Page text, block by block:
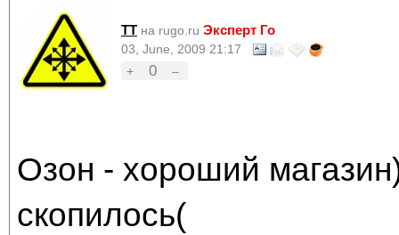
TT на rugo.ru Эксперт Го
03, June, 2009 21:17
+
0 –
Озон - хороший
скопилось(